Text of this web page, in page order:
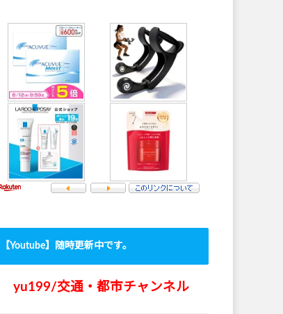
【Youtube】随時更新中です。
yu199/交通・都市チャンネル